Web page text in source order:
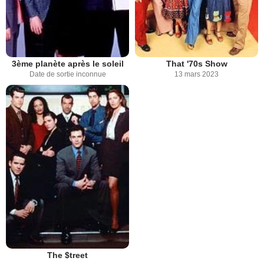
3ème planète après le soleil
Date de sortie inconnue
That '70s Show
13 mars 2023
The $treet